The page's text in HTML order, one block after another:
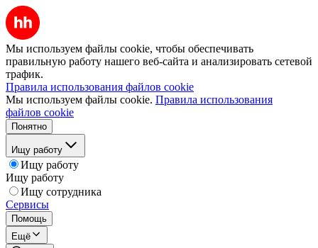
Мы используем файлы cookie, чтобы обеспечивать
правильную работу нашего веб-сайта и анализировать сетевой
трафик.
Правила использования файлов cookie
Мы используем файлы cookie. Правила использования
файлов cookie
Понятно
Ищу работу
Ищу работу
Ищу работу
Ищу сотрудника
Сервисы
Помощь
Ещё